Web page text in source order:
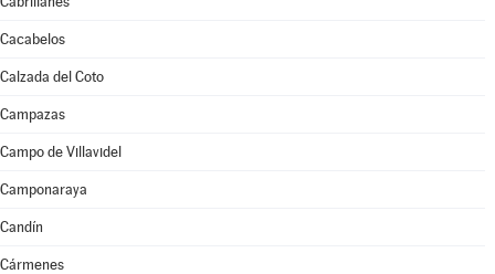
Cacabelos
Calzada del Coto
Campazas
Campo de Villavidel
Camponaraya
Candín
Cármenes